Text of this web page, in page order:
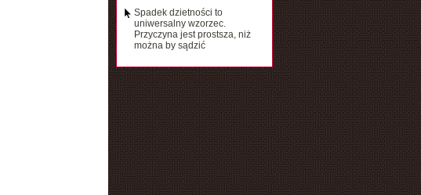
Spadek dzietności to
uniwersalny wzorzec.
Przyczyna jest prostsza, niż
można by sądzić